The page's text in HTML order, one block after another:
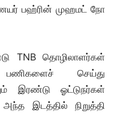
பஹ்ரின் முஹமட் நோ
TNB தொழிலாளர்கள்
பணிகளைச் செய்து
இரண்டு ஓட்டுநர்கள்
இடத்தில் நிறுத்தி